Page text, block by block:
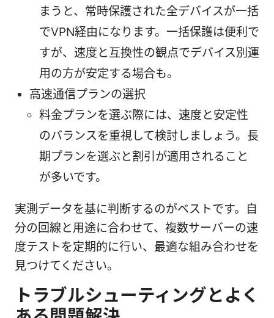
まうと、常時保護された全デバイスが一括
でVPN経由になります。一括保護は便利で
すが、速度と互換性の観点でデバイス別運
用の方が安定する場合も。
高速通信プランの選択
料金プランを選ぶ際には、速度と安定性
のバランスを重視して検討しましょう。長
期プランを選ぶと割引が適用されること
が多いです。
実測データを基に判断するのがベストです。自
分の回線と用途に合わせて、複数サーバーの速
度テストを定期的に行い、最適な組み合わせを
見つけてください。
トラブルシューティングとよく